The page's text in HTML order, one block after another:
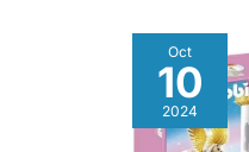
Oct
10
2024